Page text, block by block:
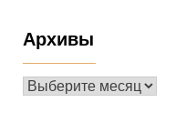
Архивы
Архивы